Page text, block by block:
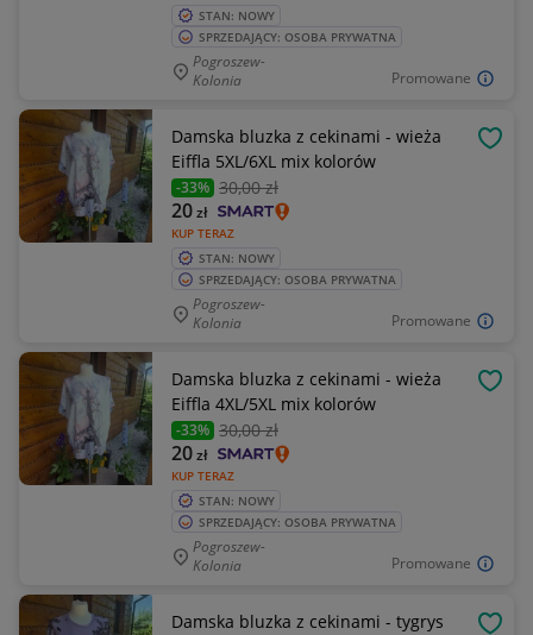
Promowane
STAN: NOWY
SPRZEDAJĄCY: OSOBA PRYWATNA
Pogroszew-
Kolonia
Promowane
Damska bluzka z cekinami - wieża
Eiffla 5XL/6XL mix kolorów
-33% 30,00 zł
KUP TERAZ
20zł
STAN: NOWY
SPRZEDAJĄCY: OSOBA PRYWATNA
Pogroszew-
Kolonia
Promowane
Damska bluzka z cekinami - wieża
Eiffla 4XL/5XL mix kolorów
-33% 30,00 zł
KUP TERAZ
20zł
STAN: NOWY
SPRZEDAJĄCY: OSOBA PRYWATNA
Pogroszew-
Kolonia
Damska bluzka z cekinami - tygrys